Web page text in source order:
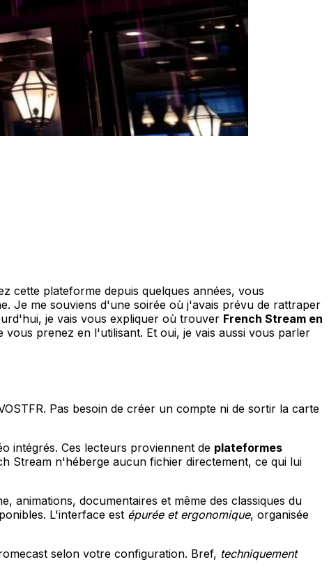
cette plateforme depuis quelques années, vous
Je me souviens d'une soirée où j'avais prévu de rattraper
je vais vous expliquer où trouver French Stream en
vous prenez en l'utilisant. Et oui, je vais aussi vous parler
Pas besoin de créer un compte ni de sortir la carte
intégrés. Ces lecteurs proviennent de plateformes
Stream n'héberge aucun fichier directement, ce qui lui
animations, documentaires et même des classiques du
L'interface est épurée et ergonomique, organisée
selon votre configuration. Bref, techniquement